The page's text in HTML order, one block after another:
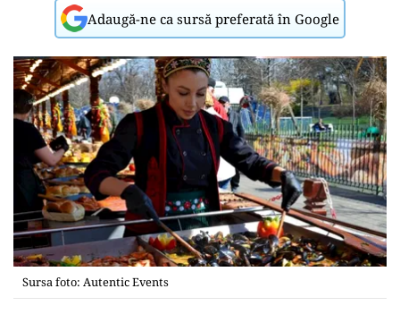
Adaugă-ne ca sursă preferată în Google
Sursa foto: Autentic Events